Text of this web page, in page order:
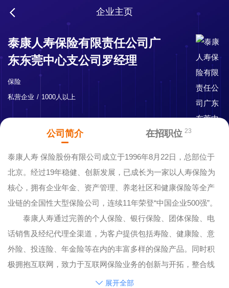
企业主页
泰康人寿保险有限责任公司广
东东莞中心支公司罗经理
保险
私营企业
1000人以上
公司简介 在招职位 23
泰康人寿 保险股份有限公司成立于1996年8月22日，总部位于
北京。经过19年稳健、创新发展，已成长为一家以人寿保险为
核心，拥有企业年金、资产管理、养老社区和健康保险等全产
业链的全国性大型保险公司，连续11年荣登“中国企业500强”。
泰康人寿通过完善的个人保险、银行保险、团体保险、电
话销售及经纪代理全渠道，为客户提供包括寿险、健康险、意
外险、投连险、年金险等在内的丰富多样的保险产品。同时积
极拥抱互联网，致力于互联网保险业务的创新与开拓，整合线
上、线下保险服务，提供普惠保险产品，全力打造“互联网保
展开全部